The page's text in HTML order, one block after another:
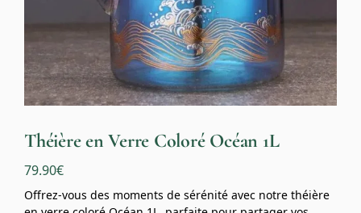
Théière en Verre Coloré Océan 1L
79.90€
Offrez-vous des moments de sérénité avec notre théière